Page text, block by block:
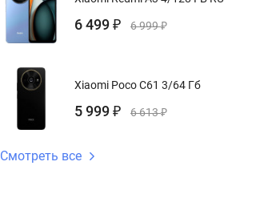
6 499 ₽ 6 999₽
Xiaomi Poco C61 3/64 Гб
5 999 ₽ 6 613₽
Смотреть все